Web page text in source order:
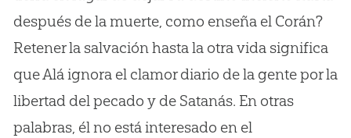
después de la muerte, como enseña el Corán?
Retener la salvación hasta la otra vida significa
que Alá ignora el clamor diario de la gente por la
libertad del pecado y de Satanás. En otras
palabras, él no está interesado en el